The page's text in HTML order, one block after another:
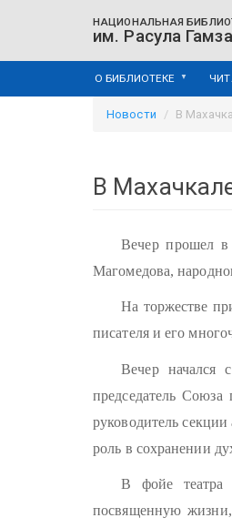
НАЦИОНАЛЬНАЯ
им. Расула
О БИБЛИОТЕКЕ
Новости В
В
Вечер прошел в
Магомедова,
На торжестве
писателя и его
Вечер начался
председатель
руководитель
роль в сохранении
В фойе театра
посвященную